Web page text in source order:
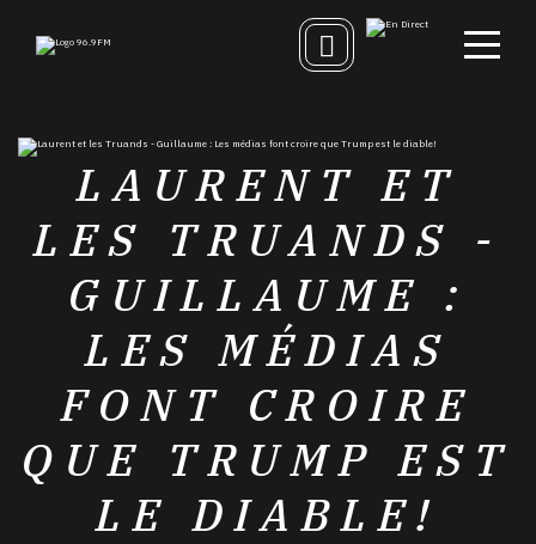
LAURENT ET
LES TRUANDS -
GUILLAUME :
LES MÉDIAS
FONT CROIRE
QUE TRUMP EST
LE DIABLE!